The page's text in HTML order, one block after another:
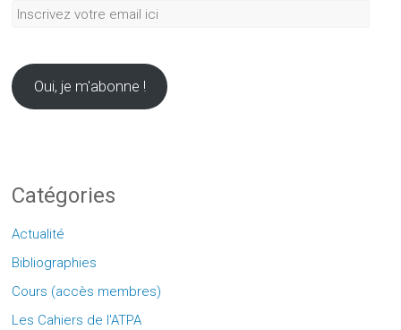
Inscrivez
ici
Oui, je m'abonne !
Catégories
Actualité
Bibliographies
Cours (accès membres)
Les Cahiers de l'ATPA